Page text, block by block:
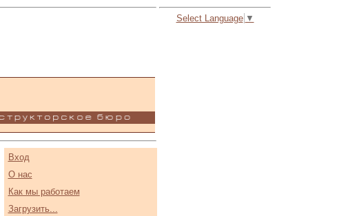
Select Language ▼
Вход
О нас
Как мы работаем
Загрузить...